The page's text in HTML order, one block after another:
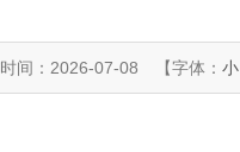
间：2026-07-08 【字体：小